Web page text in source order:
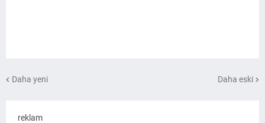
Daha yeni Daha eski
reklam